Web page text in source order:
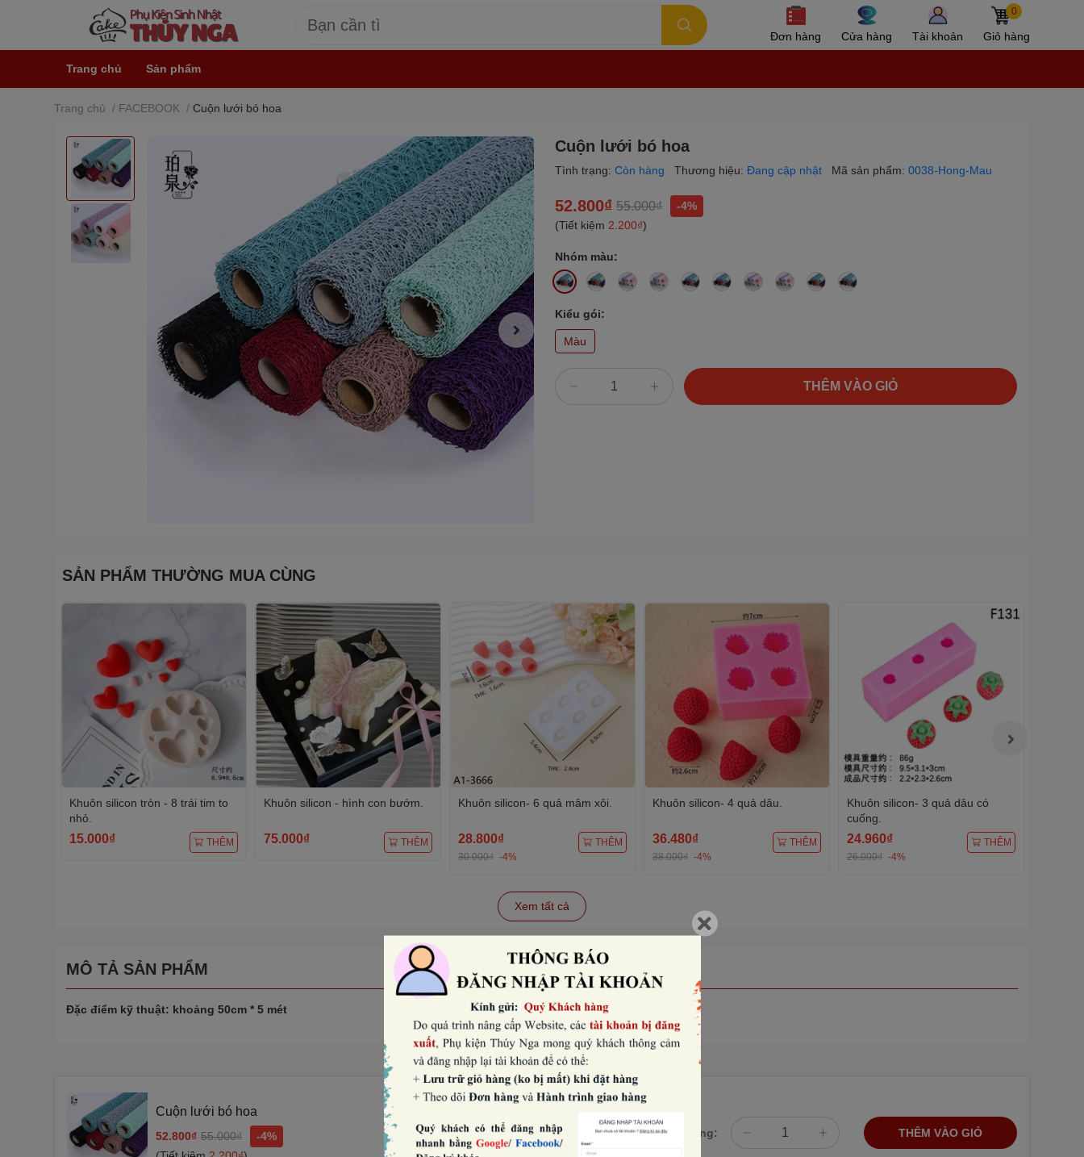
Đơn hàng Cửa hàng Tài khoản
0
Giỏ hàng
Trang chủ Sản phẩm
Trang chủ / FACEBOOK / Cuộn lưới bó hoa
Cuộn lưới bó hoa
Tình trạng: Còn hàng Thương hiệu: Đang cập nhật Mã sản phẩm: 0038-Hong-Mau
52.800₫ 55.000₫
-4%
(Tiết kiệm 2.200₫)
Nhóm màu:
Kiểu gói:
Màu
THÊM VÀO GIỎ
SẢN PHẨM THƯỜNG MUA CÙNG
Khuôn silicon tròn - 8 trái tim to
nhỏ.
15.000₫ THÊM
Khuôn silicon - hình con bướm.
75.000₫ THÊM
Khuôn silicon- 6 quả mâm xôi.
28.800₫
30.000₫ -4%
THÊM
Khuôn silicon- 4 quả dâu.
36.480₫
38.000₫ -4%
THÊM
Khuôn silicon- 3 quả dâu có
cuống.
24.960₫
26.000₫ -4%
THÊM
Xem tất cả
MÔ TẢ SẢN PHẨM
Đặc điểm kỹ thuật: khoảng 50cm * 5 mét
Cuộn lưới bó hoa
52.800₫ 55.000₫
-4%
Số lượng: THÊM VÀO GIỎ